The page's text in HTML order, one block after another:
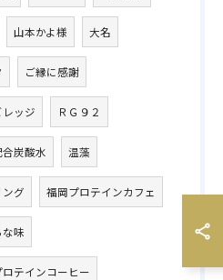
山本かよ様 大名
ご縁に感謝
ッジ ＲＧ９２
合炭酸水 温藻
ング 福岡プロテインカフェ
な味
ロテインコーヒー